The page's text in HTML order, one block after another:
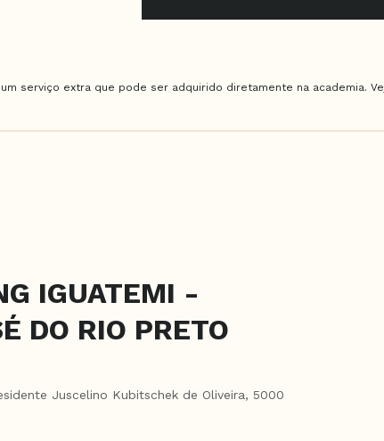
serviço extra que pode ser adquirido diretamente na academia.
IGUATEMI -
DO RIO PRETO
Juscelino Kubitschek de Oliveira, 5000